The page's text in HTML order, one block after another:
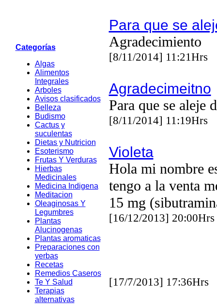
Categorías
Algas
Alimentos
Integrales
Arboles
Avisos clasificados
Belleza
Budismo
Cactus y
suculentas
Dietas y Nutricion
Esoterismo
Frutas Y Verduras
Hierbas
Medicinales
Medicina Indigena
Meditacion
Oleaginosas Y
Legumbres
Plantas
Alucinogenas
Plantas aromaticas
Preparaciones con
yerbas
Recetas
Remedios Caseros
Te Y Salud
Terapias
alternativas
Para que se
Agradecimiento
[8/11/2014] 11:21Hrs
Agradecimeitno
Para que se aleje
[8/11/2014] 11:19Hrs
Violeta
Hola mi nombre
tengo a la venta
15 mg
[16/12/2013] 20:00Hrs
[17/7/2013] 17:36Hrs